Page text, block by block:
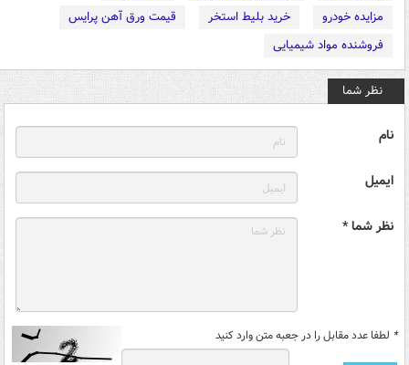
مزایده خودرو
خرید بلیط استخر
قیمت ورق آهن پرایس
فروشنده مواد شیمیایی
نظر شما
نام
ایمیل
نظر شما *
* لطفا عدد مقابل را در جعبه متن وارد کنید